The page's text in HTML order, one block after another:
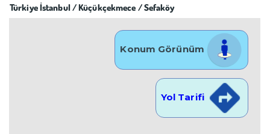
Türkiye İstanbul / Küçükçekmece / Sefaköy
Konum Görünüm
Yol Tarifi